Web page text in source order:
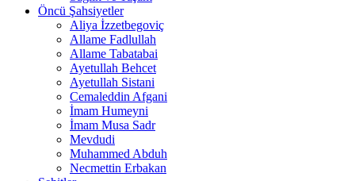
Öncü Şahsiyetler
Aliya İzzetbegoviç
Allame Fadlullah
Allame Tabatabai
Ayetullah Behcet
Ayetullah Sistani
Cemaleddin Afgani
İmam Humeyni
İmam Musa Sadr
Mevdudi
Muhammed Abduh
Necmettin Erbakan